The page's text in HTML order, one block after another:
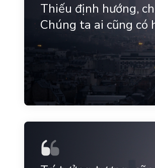
Thiếu định hướng,
Chúng ta ai cũng có